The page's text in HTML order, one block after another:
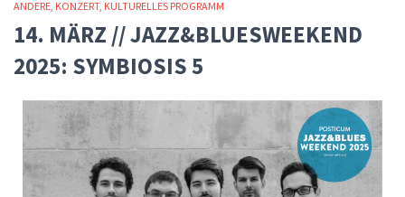
ANDERE KONZERT KULTURELLES PROGRAMM
14. MÄRZ // JAZZ&BLUESWEEKEND
2025: SYMBIOSIS 5